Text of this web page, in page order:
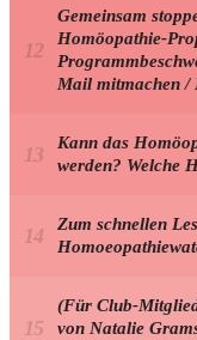
Gemeinsam
Homöopathie-
Mail mitmachen /
Kann das
werden? Welche
Zum schnellen
(Für Club-
von Natalie